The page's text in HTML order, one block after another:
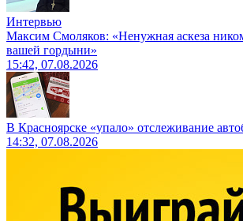
Интервью
Максим Смоляков: «Ненужная аскеза
вашей гордыни»
15:42, 07.08.2026
В Красноярске «упало» отслеживание
14:32, 07.08.2026